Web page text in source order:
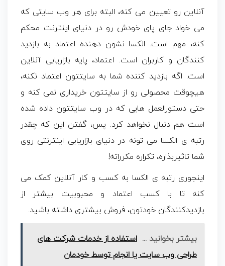
آنلاین رو تعیین می کنه، البته برای هر وب سایتی که
می خواد جای پای خودش رو در دنیای اینترنت محکم
کنه، مهم است. الکسا نشون دهنده اعتماد به بازدید
کنندگان و کاربران است. اعتماد، پایه بازاریابی آنلاین
است. اگه بازدید کننده شما به سایتتون اعتماد نکنه،
هیچوقت محصولی رو از سایتتون خریداری نمی کنه و
حتی دستورالعمل هایی که در وب سایتتون داده شده
است هم دنبال نخواهد کرد. پس، گفتن این که چقدر
رتبه ی الکسا می تونه در دنیای بازاریابی اینترنتی روی
شما تاثیربذاره، تکراره مکرراته!
اینجوری رتبه ی الکسا به کسب و کار آنلاین کمک می
کنه تا با کسب اعتماد و محبوبیت بیشتر از
بازدیدکنندگان خودتون، فروش بیشتری داشته باشید.
بیشتر بخوانید ... استفاده از خدمات شرکت های
طراحی وب سایت یا انجام توسط خودمان